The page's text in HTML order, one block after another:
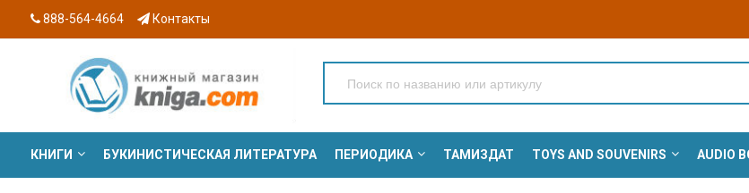
888-564-4664 Контакты
КНИГИ БУКИНИСТИЧЕСКАЯ ЛИТЕРАТУРА ПЕРИОДИКА ТАМИЗДАТ TOYS AND SOUVENIRS AUDIO